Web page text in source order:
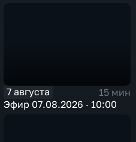
7 августа
15 мин
Эфир 07.08.2026 · 10:00